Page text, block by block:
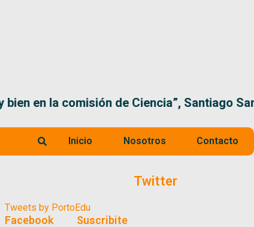
de Ciencia”, Santiago Santurio
Inicio Nosotros Contacto
Twitter
Tweets by PortoEdu
Facebook Suscribite